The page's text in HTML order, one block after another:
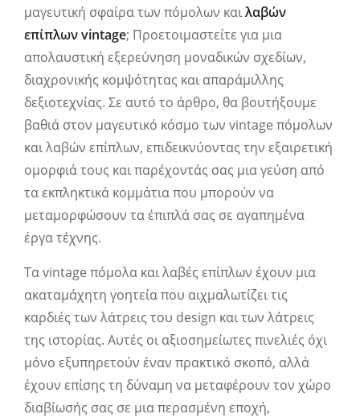
μαγευτική σφαίρα των πόμολων καιλαβών
επίπλων vintage; Προετοιμαστείτε για μια
απολαυστική εξερεύνηση μοναδικών σχεδίων,
διαχρονικής κομψότητας και απαράμιλλης
δεξιοτεχνίας. Σε αυτό το άρθρο, θα βουτήξουμε
βαθιά στον μαγευτικό κόσμο των vintage πόμολων
και λαβών επίπλων, επιδεικνύοντας την εξαιρετική
ομορφιά τους και παρέχοντάς σας μια γεύση από
τα εκπληκτικά κομμάτια που μπορούν να
μεταμορφώσουν τα έπιπλά σας σε αγαπημένα
έργα τέχνης.
Τα vintage πόμολα και λαβές επίπλων έχουν μια
ακαταμάχητη γοητεία που αιχμαλωτίζει τις
καρδιές των λάτρεις του design και των λάτρεις
της ιστορίας. Αυτές οι αξιοσημείωτες πινελιές όχι
μόνο εξυπηρετούν έναν πρακτικό σκοπό, αλλά
έχουν επίσης τη δύναμη να μεταφέρουν τον χώρο
διαβίωσής σας σε μια περασμένη εποχή,